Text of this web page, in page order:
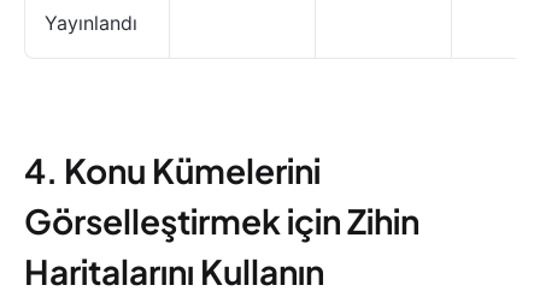
Yayınlandı
4. Konu Kümelerini
Görselleştirmek için Zihin
Haritalarını Kullanın